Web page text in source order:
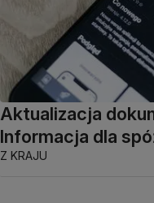
Aktualizacja
Informacja dla
Z KRAJU